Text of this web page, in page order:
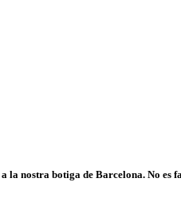
la nostra botiga de Barcelona. No